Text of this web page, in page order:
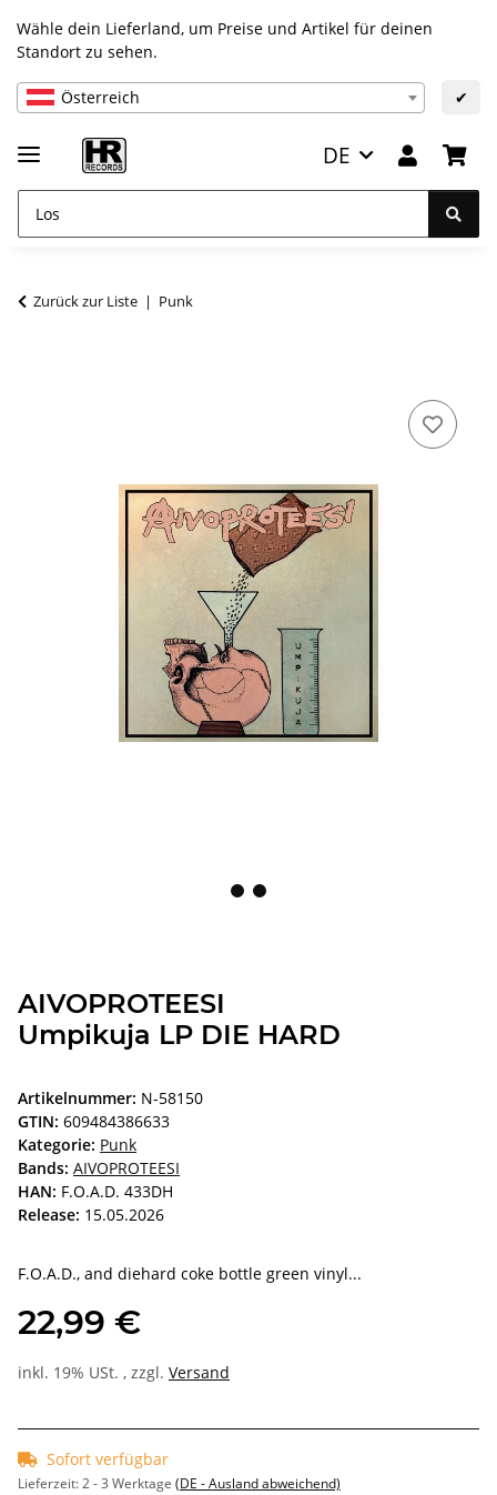
Wähle dein Lieferland, um Preise und Artikel für deinen
Standort zu sehen.
Österreich ✔
DE
Zurück zur Liste Punk
AIVOPROTEESI
Umpikuja LP DIE HARD
Artikelnummer: N-58150
GTIN: 609484386633
Kategorie: Punk
Bands: AIVOPROTEESI
HAN: F.O.A.D. 433DH
Release: 15.05.2026
F.O.A.D., and diehard coke bottle green vinyl...
22,99 €
inkl. 19% USt. , zzgl. Versand
Sofort verfügbar
Lieferzeit:2 - 3 Werktage (DE - Ausland abweichend)